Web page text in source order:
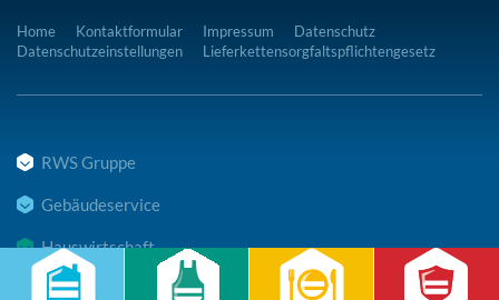
Home Kontaktformular Impressum
Datenschutz
Datenschutzeinstellungen
Lieferkettensorgfaltspflichtengesetz
RWS Gruppe
Gebäudeservice
Hauswirtschaft
Cateringservice